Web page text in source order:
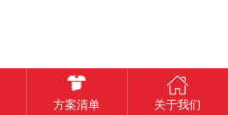
方案清单 关于我们